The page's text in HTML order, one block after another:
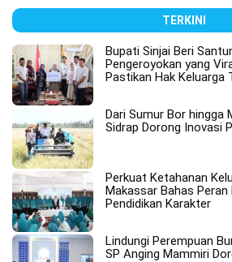
TERKINI
Bupati Sinjai Beri
Pengeroyokan yang
Pastikan Hak Keluarga
Dari Sumur Bor hingga
Sidrap Dorong Inovasi
Perkuat Ketahanan
Makassar Bahas Peran
Pendidikan Karakter
Lindungi Perempuan
SP Anging Mammiri